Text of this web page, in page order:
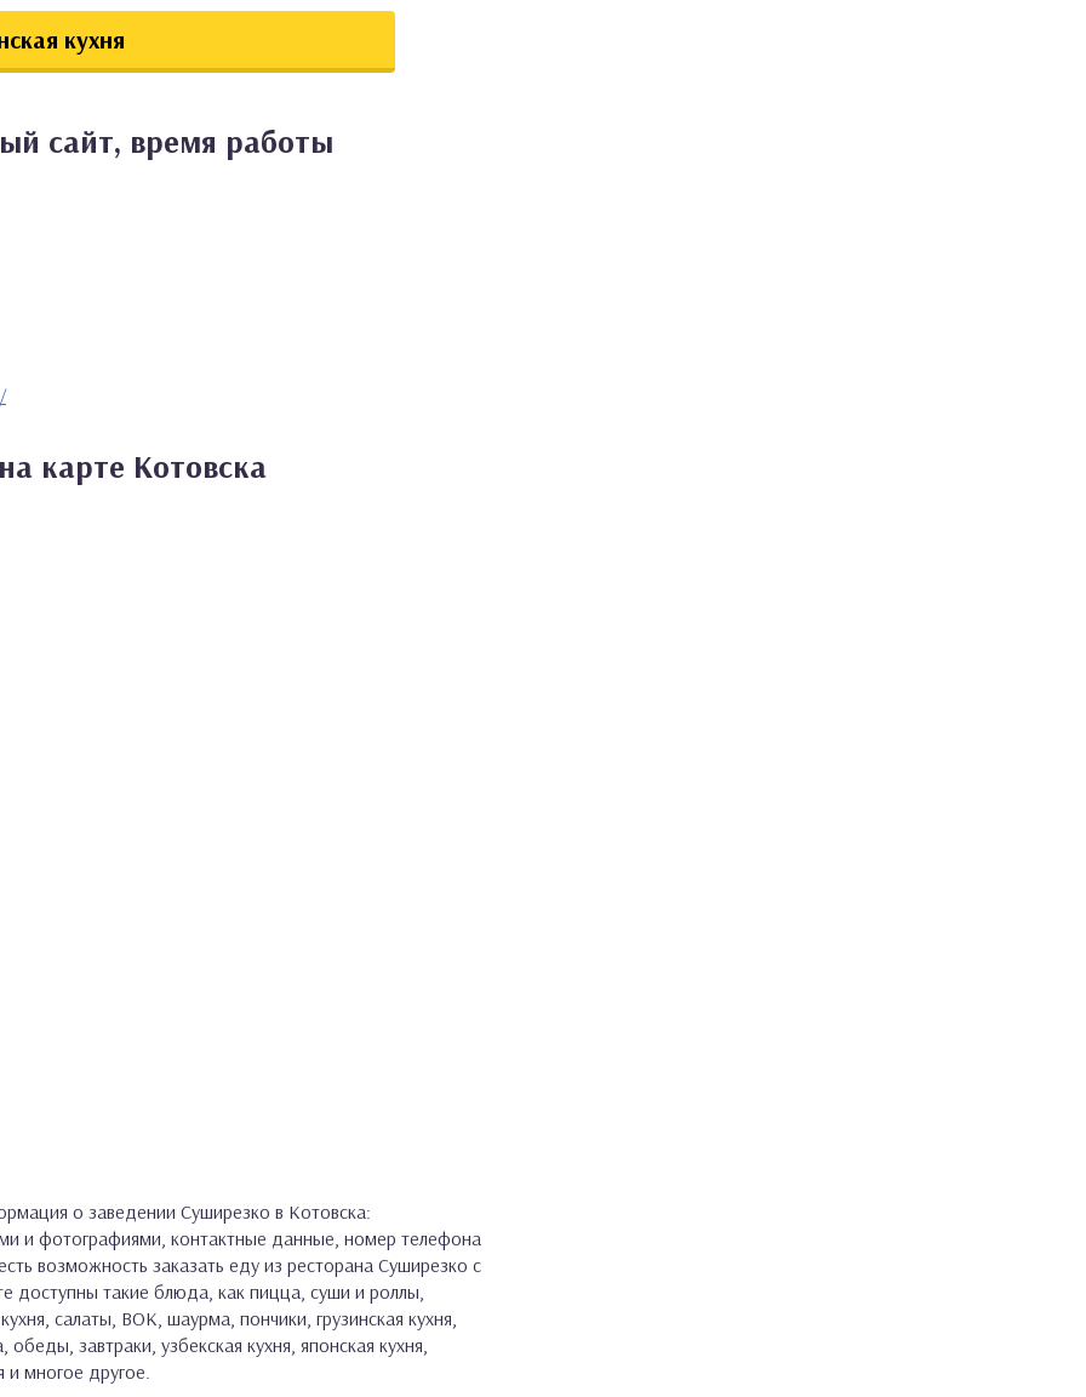
кухня
сайт, время работы
карте Котовска
о заведении Суширезко в Котовска:
и фотографиями, контактные данные, номер телефона
возможность заказать еду из ресторана Суширезко с
доступны такие блюда, как пицца, суши и роллы,
салаты, ВОК, шаурма, пончики, грузинская кухня,
завтраки, узбекская кухня, японская кухня,
многое другое.